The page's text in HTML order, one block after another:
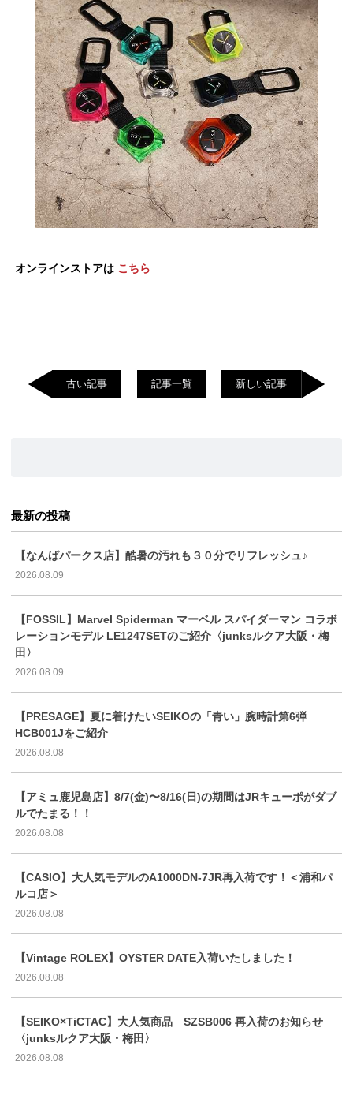
オンラインストアは こちら
古い記事 記事一覧 新しい記事
最新の投稿
【なんばパークス店】酷暑の汚れも３０分でリフレッシュ♪
2026.08.09
【FOSSIL】Marvel Spiderman マーベル スパイダーマン コラボ
レーションモデル LE1247SETのご紹介〈junksルクア大阪・梅
田〉
2026.08.09
【PRESAGE】夏に着けたいSEIKOの「青い」腕時計第6弾
HCB001Jをご紹介
2026.08.08
【アミュ鹿児島店】8/7(金)〜8/16(日)の期間はJRキューポがダブ
ルでたまる！！
2026.08.08
【CASIO】大人気モデルのA1000DN-7JR再入荷です！＜浦和パ
ルコ店＞
2026.08.08
【Vintage ROLEX】OYSTER DATE入荷いたしました！
2026.08.08
【SEIKO×TiCTAC】大人気商品 SZSB006 再入荷のお知らせ
〈junksルクア大阪・梅田〉
2026.08.08